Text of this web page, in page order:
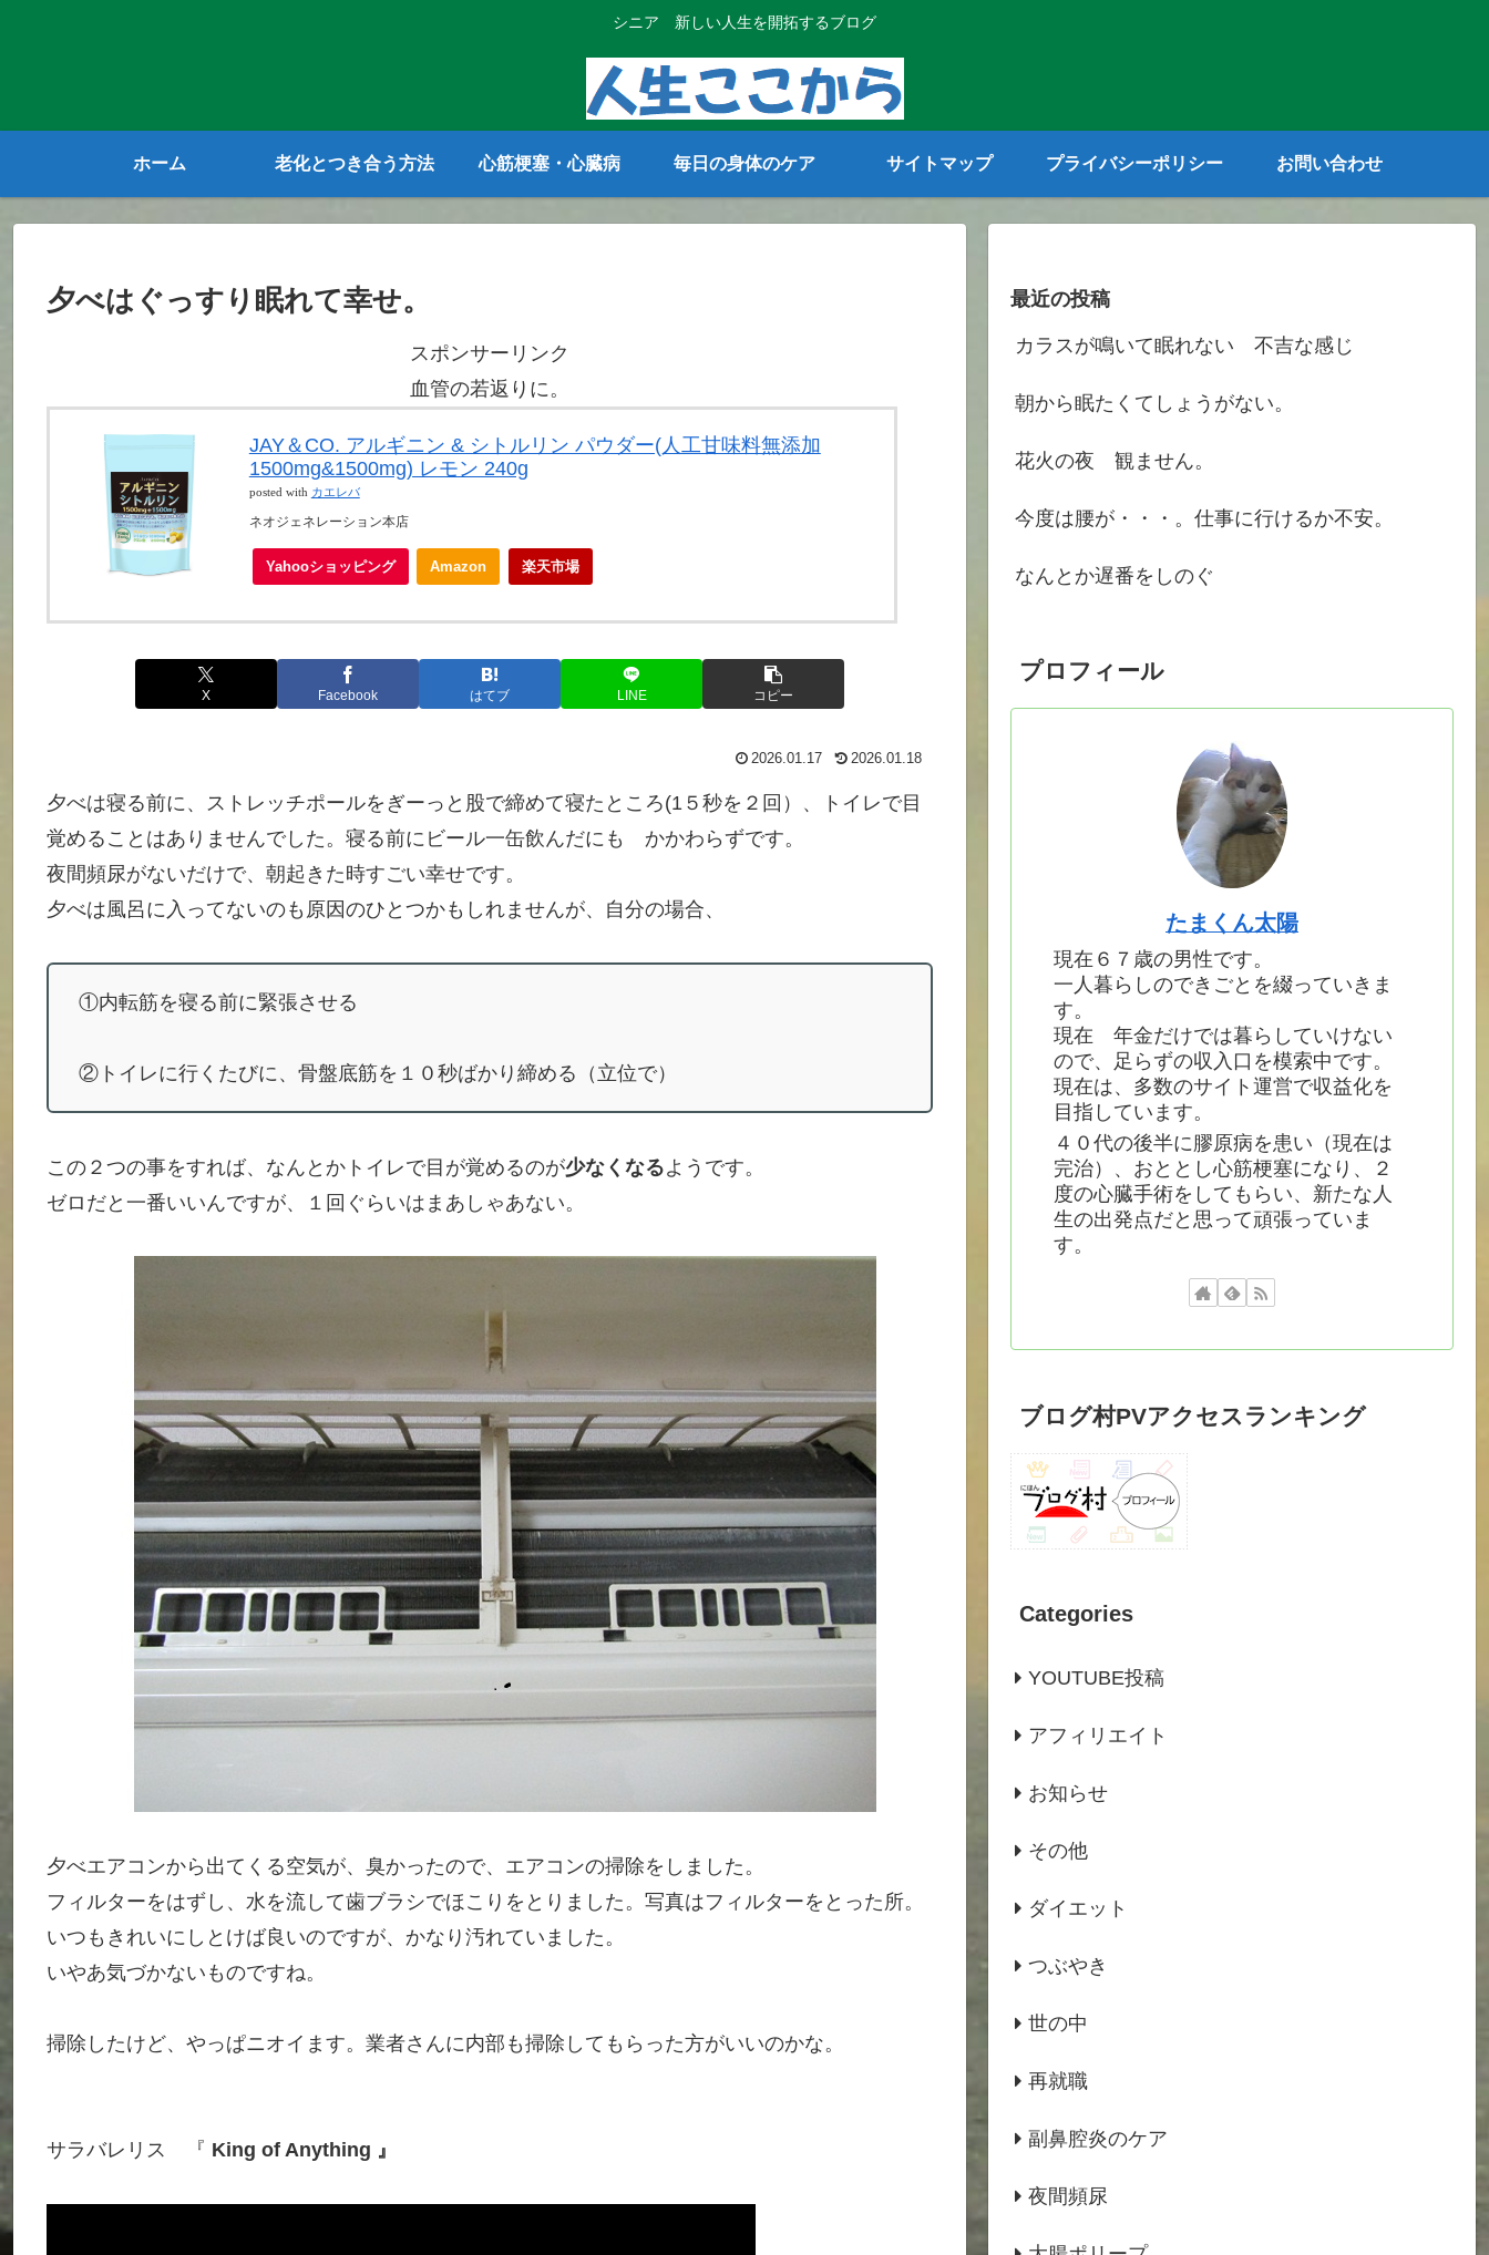
シニア 新しい人生を開拓するブログ
ホーム 老化とつき合う方法 心筋梗塞・心臓病 毎日の身体のケア サイトマップ プライバシーポリシー お問い合わせ
夕べはぐっすり眠れて幸せ。
スポンサーリンク
血管の若返りに。
JAY＆CO. アルギニン & シトルリン パウダー(人工甘味料無添加
1500mg&1500mg) レモン 240g
posted with カエレバ
ネオジェネレーション本店
Yahooショッピング Amazon 楽天市場
X Facebook はてブ LINE コピー
2026.01.17 2026.01.18
夕べは寝る前に、ストレッチポールをぎーっと股で締めて寝たところ(1５秒を２回）、トイレで目
覚めることはありませんでした。寝る前にビール一缶飲んだにも かかわらずです。
夜間頻尿がないだけで、朝起きた時すごい幸せです。
夕べは風呂に入ってないのも原因のひとつかもしれませんが、自分の場合、
①内転筋を寝る前に緊張させる
②トイレに行くたびに、骨盤底筋を１０秒ばかり締める（立位で）
この２つの事をすれば、なんとかトイレで目が覚めるのが少なくなるようです。
ゼロだと一番いいんですが、１回ぐらいはまあしゃあない。
夕べエアコンから出てくる空気が、臭かったので、エアコンの掃除をしました。
フィルターをはずし、水を流して歯ブラシでほこりをとりました。写真はフィルターをとった所。
いつもきれいにしとけば良いのですが、かなり汚れていました。
いやあ気づかないものですね。
掃除したけど、やっぱニオイます。業者さんに内部も掃除してもらった方がいいのかな。
サラバレリス 『 King of Anything 』
最近の投稿
カラスが鳴いて眠れない 不吉な感じ
朝から眠たくてしょうがない。
花火の夜 観ません。
今度は腰が・・・。仕事に行けるか不安。
なんとか遅番をしのぐ
プロフィール
たまくん太陽
現在６７歳の男性です。
一人暮らしのできごとを綴っていきま
す。
現在 年金だけでは暮らしていけない
ので、足らずの収入口を模索中です。
現在は、多数のサイト運営で収益化を
目指しています。
４０代の後半に膠原病を患い（現在は
完治）、おととし心筋梗塞になり、２
度の心臓手術をしてもらい、新たな人
生の出発点だと思って頑張っていま
す。
ブログ村PVアクセスランキング
Categories
YOUTUBE投稿
アフィリエイト
お知らせ
その他
ダイエット
つぶやき
世の中
再就職
副鼻腔炎のケア
夜間頻尿